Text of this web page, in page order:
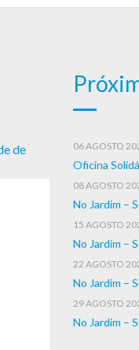
06 AGOSTO
Oficina
08 AGOSTO
No Jardim –
15 AGOSTO
No Jardim –
22 AGOSTO
No Jardim –
29 AGOSTO
No Jardim –